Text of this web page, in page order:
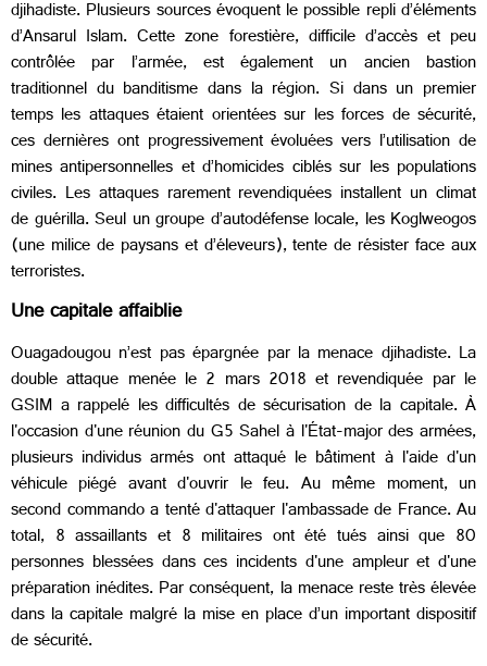
djihadiste. Plusieurs sources évoquent le possible repli d’éléments
d’Ansarul Islam. Cette zone forestière, difficile d’accès et peu
contrôlée par l’armée, est également un ancien bastion
traditionnel du banditisme dans la région. Si dans un premier
temps les attaques étaient orientées sur les forces de sécurité,
ces dernières ont progressivement évoluées vers l’utilisation de
mines antipersonnelles et d’homicides ciblés sur les populations
civiles. Les attaques rarement revendiquées installent un climat
de guérilla. Seul un groupe d’autodéfense locale, les Koglweogos
(une milice de paysans et d’éleveurs), tente de résister face aux
terroristes.
Une capitale affaiblie
Ouagadougou n’est pas épargnée par la menace djihadiste. La
double attaque menée le 2 mars 2018 et revendiquée par le
GSIM a rappelé les difficultés de sécurisation de la capitale. À
l'occasion d'une réunion du G5 Sahel à l'État-major des armées,
plusieurs individus armés ont attaqué le bâtiment à l'aide d'un
véhicule piégé avant d'ouvrir le feu. Au même moment, un
second commando a tenté d'attaquer l'ambassade de France. Au
total, 8 assaillants et 8 militaires ont été tués ainsi que 80
personnes blessées dans ces incidents d'une ampleur et d'une
préparation inédites. Par conséquent, la menace reste très élevée
dans la capitale malgré la mise en place d’un important dispositif
de sécurité.